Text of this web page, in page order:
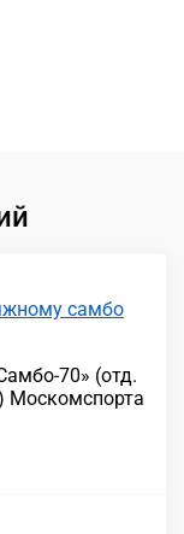
самбо
70» (отд.
Москомспорта